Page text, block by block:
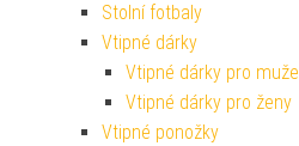
Stolní fotbaly
Vtipné dárky
Vtipné dárky pro muže
Vtipné dárky pro ženy
Vtipné ponožky